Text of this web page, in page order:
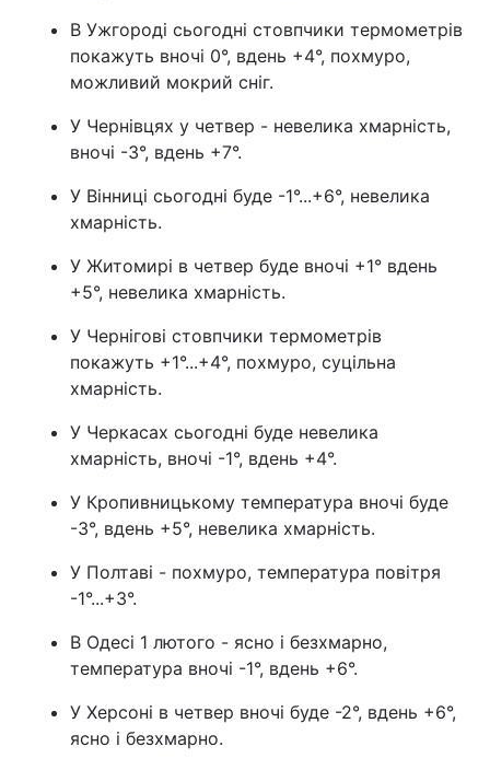
В Ужгороді сьогодні стовпчики термометрів
покажуть вночі 0°, вдень +4°, похмуро,
можливий мокрий сніг.
У Чернівцях у четвер - невелика хмарність,
вночі -3°, вдень +7°.
У Вінниці сьогодні буде -1°...+6°, невелика
хмарність.
У Житомирі в четвер буде вночі +1° вдень
+5°, невелика хмарність.
У Чернігові стовпчики термометрів
покажуть +1°...+4°, похмуро, суцільна
хмарність.
У Черкасах сьогодні буде невелика
хмарність, вночі -1°, вдень +4°.
У Кропивницькому температура вночі буде
-3°, вдень +5°, невелика хмарність.
У Полтаві - похмуро, температура повітря
-1°...+3°.
В Одесі 1 лютого - ясно і безхмарно,
температура вночі -1°, вдень +6°.
У Херсоні в четвер вночі буде -2°, вдень +6°,
ясно і безхмарно.